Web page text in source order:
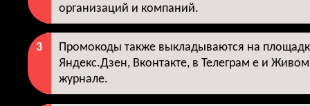
организаций и компаний.
Промокоды также выкладываются на
Яндекс.Дзен, Вконтакте, в Телеграм е и Живом
журнале.